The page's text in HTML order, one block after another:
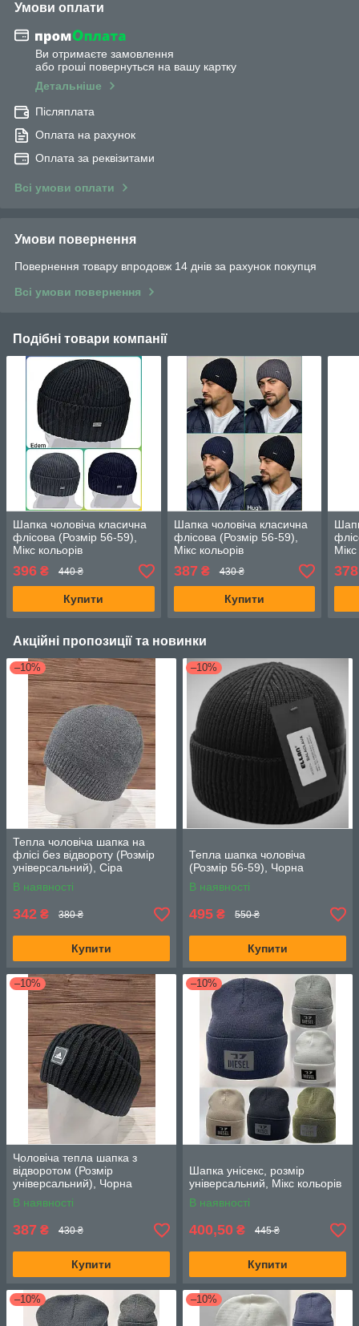
Умови оплати
Ви отримаєте замовлення
або гроші повернуться на вашу картку
Детальніше
Післяплата
Оплата на рахунок
Оплата за реквізитами
Всі умови оплати
Умови повернення
Повернення товару впродовж 14 днів за рахунок покупця
Всі умови повернення
Подібні товари компанії
Шапка чоловіча класична
флісова (Розмір 56-59),
Мікс кольорів
396 ₴ 440 ₴
Купити
Шапка чоловіча класична
флісова (Розмір 56-59),
Мікс кольорів
387₴ 430 ₴
Купити
378
Акційні пропозиції та новинки
–10%
Тепла чоловіча шапка на
флісі без відвороту (Розмір
універсальний), Сіра
В наявності
342 ₴ 380 ₴
Купити
–10%
Тепла шапка чоловіча
(Розмір 56-59), Чорна
В наявності
495 ₴ 550 ₴
Купити
–10%
Чоловіча тепла шапка з
відворотом (Розмір
універсальний), Чорна
В наявності
387 ₴ 430 ₴
Купити
–10%
Шапка унісекс, розмір
універсальний, Мікс кольорів
В наявності
400,50 ₴ 445 ₴
Купити
–10% –10%